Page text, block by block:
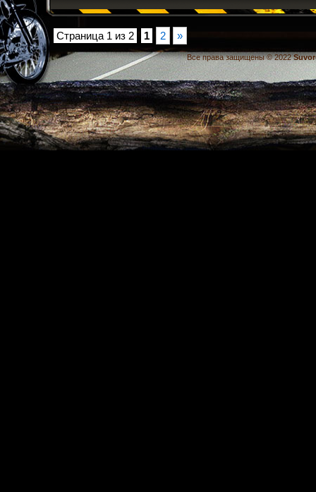
Страница 1 из 2 1 2 »
Все права защищены © 2022